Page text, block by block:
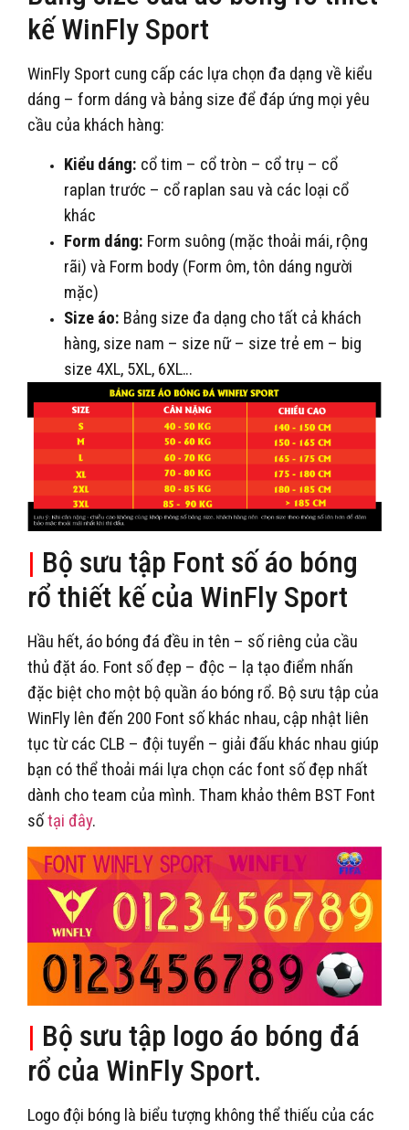
kế WinFly Sport
WinFly Sport cung cấp các lựa chọn đa dạng về kiểu
dáng – form dáng và bảng size để đáp ứng mọi yêu
cầu của khách hàng:
Kiểu dáng: cổ tim – cổ tròn – cổ trụ – cổ
raplan trước – cổ raplan sau và các loại cổ
khác
Form dáng: Form suông (mặc thoải mái, rộng
rãi) và Form body (Form ôm, tôn dáng người
mặc)
Size áo: Bảng size đa dạng cho tất cả khách
hàng, size nam – size nữ – size trẻ em – big
size 4XL, 5XL, 6XL…
| Bộ sưu tập Font số áo bóng
rổ thiết kế của WinFly Sport
Hầu hết, áo bóng đá đều in tên – số riêng của cầu
thủ đặt áo. Font số đẹp – độc – lạ tạo điểm nhấn
đặc biệt cho một bộ quần áo bóng rổ. Bộ sưu tập của
WinFly lên đến 200 Font số khác nhau, cập nhật liên
tục từ các CLB – đội tuyển – giải đấu khác nhau giúp
bạn có thể thoải mái lựa chọn các font số đẹp nhất
dành cho team của mình. Tham khảo thêm BST Font
sốtại đây.
| Bộ sưu tập logo áo bóng đá
rổ của WinFly Sport.
Logo đội bóng là biểu tượng không thể thiếu của các